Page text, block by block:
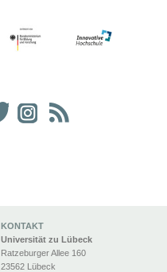
KONTAKT
Universität zu Lübeck
Ratzeburger Allee 160
23562 Lübeck